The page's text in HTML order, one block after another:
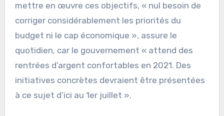
mettre en œuvre ces objectifs, « nul besoin de
corriger considérablement les priorités du
budget ni le cap économique », assure le
quotidien, car le gouvernement « attend des
rentrées d’argent confortables en 2021. Des
initiatives concrètes devraient être présentées
à ce sujet d’ici au 1er juillet ».